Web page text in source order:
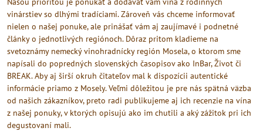
vinárstiev so dlhými tradíciami. Zároveň vás chceme informovať
nielen o našej ponuke, ale prinášať vám aj zaujímavé i podnetné
články o jednotlivých regiónoch. Dôraz pritom kladieme na
svetoznámy nemecký vinohradnícky región Mosela, o ktorom sme
napísali do popredných slovenských časopisov ako InBar, Život či
BREAK. Aby aj širší okruh čitateľov mal k dispozícii autentické
informácie priamo z Mosely. Veľmi dôležitou je pre nás spätná väzba
od našich zákazníkov, preto radi publikujeme aj ich recenzie na vína
z našej ponuky, v ktorých opisujú ako im chutili a aký zážitok pri ich
degustovaní mali.